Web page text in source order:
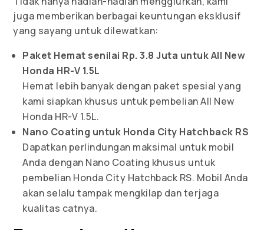
juga memberikan berbagai keuntungan eksklusif
yang sayang untuk dilewatkan:
Paket Hemat senilai Rp. 3.8 Juta untuk All New
Honda HR-V 1.5L
Hemat lebih banyak dengan paket spesial yang
kami siapkan khusus untuk pembelian All New
Honda HR-V 1.5L.
Nano Coating untuk Honda City Hatchback RS
Dapatkan perlindungan maksimal untuk mobil
Anda dengan Nano Coating khusus untuk
pembelian Honda City Hatchback RS. Mobil Anda
akan selalu tampak mengkilap dan terjaga
kualitas catnya.